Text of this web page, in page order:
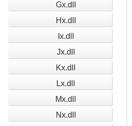
Gx.dll
Hx.dll
Ix.dll
Jx.dll
Kx.dll
Lx.dll
Mx.dll
Nx.dll